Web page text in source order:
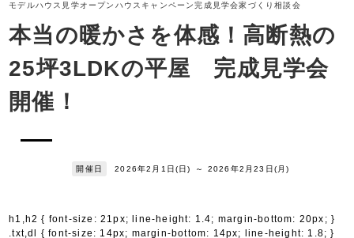
モデルハウス見学オープンハウス キャンペーン完成見学会家づくり相談会
本当の暖かさを体感！高断熱の
25坪3LDKの平屋 完成見学会
開催！
開催日 2026年2月1日(日) ～ 2026年2月23日(月)
h1,h2 { font-size: 21px; line-height: 1.4; margin-bottom: 20px; }
.txt,dl { font-size: 14px; margin-bottom: 14px; line-height: 1.8; }